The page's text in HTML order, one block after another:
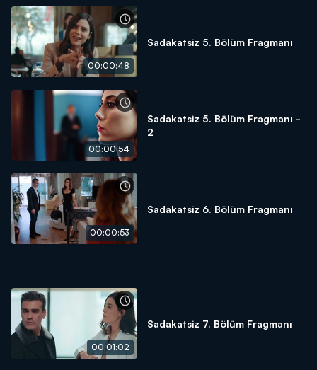
00:00:48
Sadakatsiz 5. Bölüm Fragmanı
00:00:54
Sadakatsiz 5. Bölüm Fragmanı -
2
00:00:53
Sadakatsiz 6. Bölüm Fragmanı
00:01:02
Sadakatsiz 7. Bölüm Fragmanı